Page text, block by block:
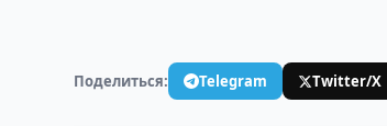
Поделиться: Telegram Twitter/X